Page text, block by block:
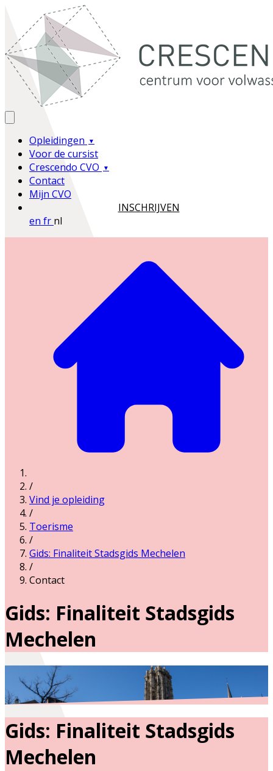
Opleidingen
Voor de cursist
Crescendo CVO
Contact
Mijn CVO
INSCHRIJVEN
en fr nl
/
Vind je opleiding
/
Toerisme
/
Gids: Finaliteit Stadsgids Mechelen
/
Contact
Gids: Finaliteit Stadsgids
Mechelen
Gids: Finaliteit Stadsgids
Mechelen